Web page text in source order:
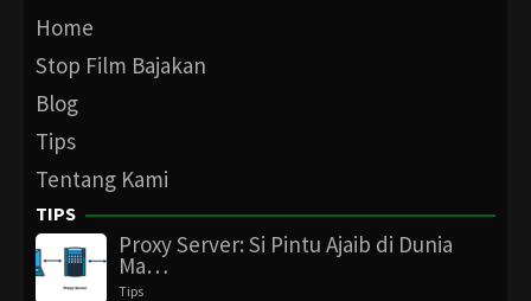
Home
Stop Film Bajakan
Blog
Tips
Tentang Kami
TIPS
Proxy Server: Si Pintu Ajaib di Dunia
Ma…
Tips